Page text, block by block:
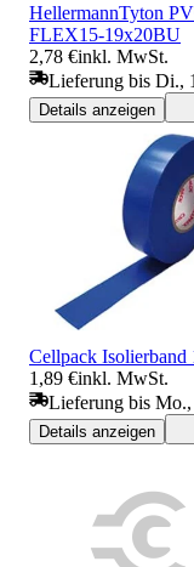
HellermannTyton
FLEX15-19x20BU
2,78 €inkl. MwSt.
Lieferung bis Di.,
Details anzeigen
Cellpack Isolierband
1,89 €inkl. MwSt.
Lieferung bis
Details anzeigen